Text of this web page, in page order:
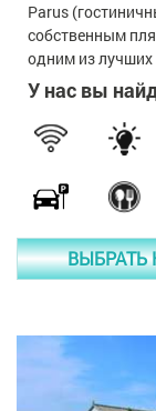
Parus
собственным
одним из лучших
У нас вы
ВЫБРАТЬ